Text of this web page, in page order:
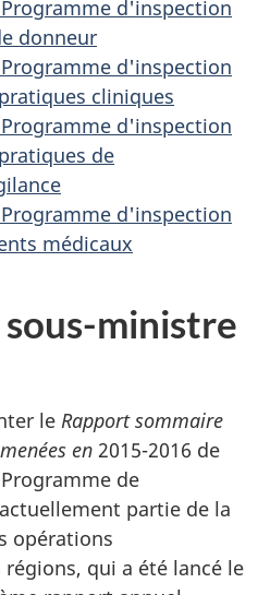
d'inspection
donneur
d'inspection
cliniques
d'inspection
de
d'inspection
médicaux
sous-ministre
le Rapport sommaire
en 2015-2016 de
de
partie de la
opérations
qui a été lancé le